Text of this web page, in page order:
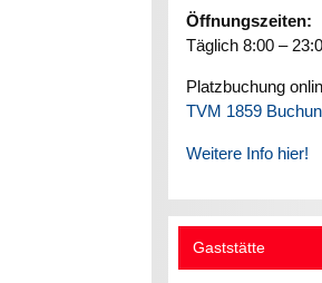
Öffnungszeiten:
Täglich 8:00 –
Platzbuchung
TVM 1859
Weitere Info hier!
Gaststätte